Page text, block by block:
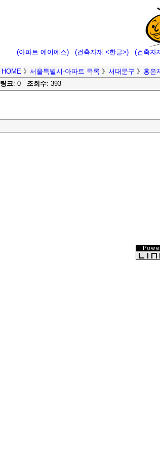
(아파트 에이에스) (건축자재 <한글>) (건축자
HOME 》 서울특별시-아파트 목록 》 서대문구 》 홍은
링크: 0 조회수: 393